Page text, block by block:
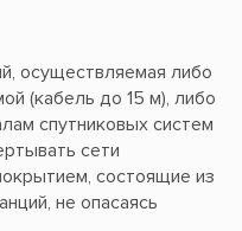
осуществляемая либо
(кабель до 15 м), либо
спутниковых систем
сети
состоящие из
не опасаясь